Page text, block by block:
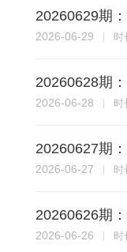
20260629期
2026-06-29 时
20260628期
2026-06-28 时
20260627期
2026-06-27 时
20260626期
2026-06-26 时